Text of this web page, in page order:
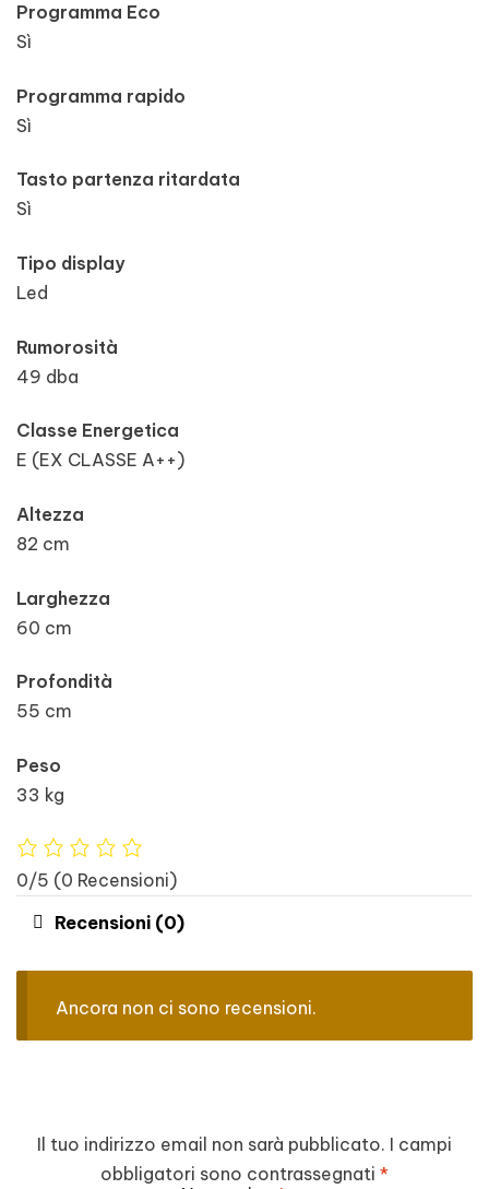
Programma Eco
Sì
Programma rapido
Sì
Tasto partenza ritardata
Sì
Tipo display
Led
Rumorosità
49 dba
Classe Energetica
E (EX CLASSE A++)
Altezza
82 cm
Larghezza
60 cm
Profondità
55 cm
Peso
33 kg
0/5 (0 Recensioni)
Recensioni (0)
Ancora non ci sono recensioni.
Il tuo indirizzo email non sarà pubblicato. I campi
obbligatori sono contrassegnati *